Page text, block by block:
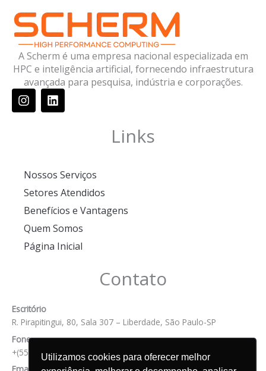
Utilizamos cookies para oferecer melhor
A Scherm é uma empresa nacional especializada em
HPC e inteligência artificial, fornecendo infraestrutura
avançada para pesquisa, indústria e corporações.
I
n
s
a
m
L
i
n
n
Links
Nossos Serviços
Setores Atendidos
Benefícios e Vantagens
Quem Somos
Página Inicial
Contato
Escritório
R. Pirapitingui, 80, Sala 307 – Liberdade, São Paulo-SP
Fone
+(55) 11 99809-2600